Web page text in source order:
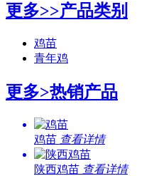
更多>>产品类别
鸡苗
青年鸡
更多>热销产品
鸡苗 查看详情
陕西鸡苗 查看详情